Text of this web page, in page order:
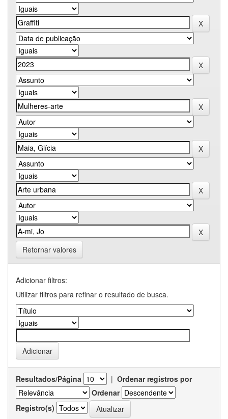
Retornar valores
Adicionar filtros:
Utilizar filtros para refinar o resultado de busca.
Resultados/Página | Ordenar registros por
Ordenar
Registro(s)